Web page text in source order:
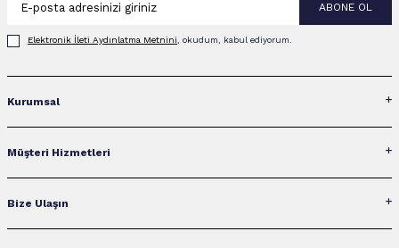
ABONE OL
Elektronik İleti Aydınlatma Metni‌ni, okudum, kabul ediyorum.
Kurumsal
Müşteri Hizmetleri
Bize Ulaşın